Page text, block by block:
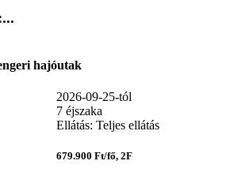
hajóutak
2026-09-25-tól
7 éjszaka
Ellátás: Teljes ellátás
679.900 Ft/fő, 2F